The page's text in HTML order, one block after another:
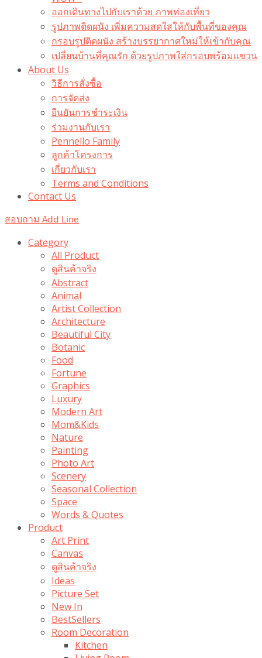
ออกเดินทางไปกับเราด้วย ภาพท่องเที่ยว
รูปภาพติดผนัง เพิ่มความสดใสให้กับพื้นที่ของคุณ
กรอบรูปติดผนัง สร้างบรรยากาศใหม่ให้เข้ากับคุณ
เปลี่ยนบ้านที่คุณรัก ด้วยรูปภาพใส่กรอบพร้อมแขวน​
About Us
วิธีการสั่งซื้อ
การจัดส่ง
ยืนยันการชำระเงิน
ร่วมงานกับเรา
Pennello Family
ลูกค้าโครงการ
เกี่ยวกับเรา
Terms and Conditions
Contact Us
สอบถาม Add Line
Category
All Product
ดูสินค้าจริง
Abstract
Animal
Artist Collection
Architecture
Beautiful City
Botanic
Food
Fortune
Graphics
Luxury
Modern Art
Mom&Kids
Nature
Painting
Photo Art
Scenery
Seasonal Collection
Space
Words & Quotes
Product
Art Print
Canvas
ดูสินค้าจริง
Ideas
Picture Set
New In
BestSellers
Room Decoration
Kitchen